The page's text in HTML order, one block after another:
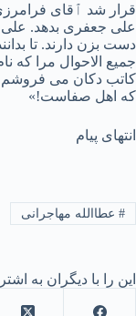
علی جعفری بدهد. علی
دست بزن دارند. تا
جمیع الاحوال مرا که
کاتب دکان می فروشم
که اهل صفاست!»
انتهای پیام
#عطاالله مهاجرانی
این را با دیگران به